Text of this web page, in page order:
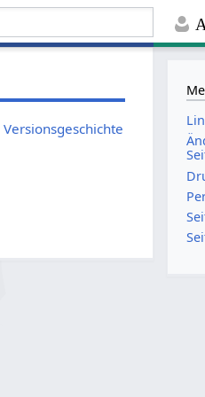
Versionsgeschichte